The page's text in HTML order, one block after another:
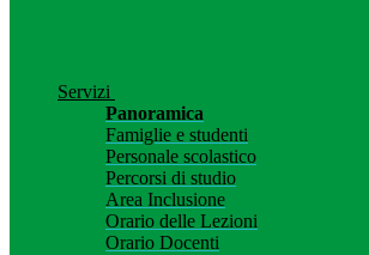
Servizi
Panoramica
Famiglie e studenti
Personale scolastico
Percorsi di studio
Area Inclusione
Orario delle Lezioni
Orario Docenti